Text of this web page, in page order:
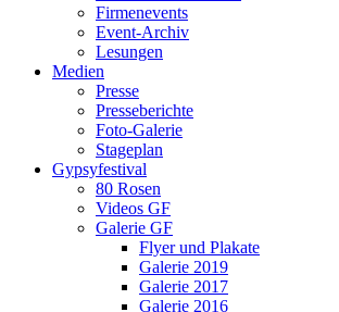
Firmenevents
Event-Archiv
Lesungen
Medien
Presse
Presseberichte
Foto-Galerie
Stageplan
Gypsyfestival
80 Rosen
Videos GF
Galerie GF
Flyer und Plakate
Galerie 2019
Galerie 2017
Galerie 2016